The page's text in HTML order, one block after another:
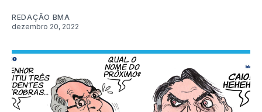
REDAÇÃO BMA
dezembro 20, 2022